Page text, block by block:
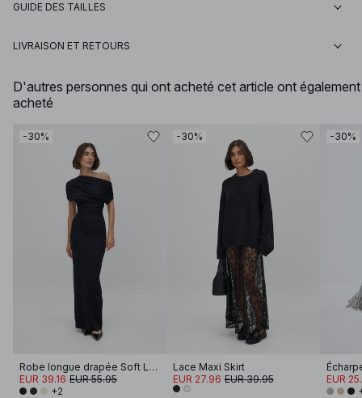
GUIDE DES TAILLES
LIVRAISON ET RETOURS
D'autres personnes qui ont acheté cet article ont également
acheté
-30%
Robe longue drapée Soft Line
EUR 39.16 EUR 55.95
+2
-30%
Lace Maxi Skirt
EUR 27.96 EUR 39.95
-30%
EUR